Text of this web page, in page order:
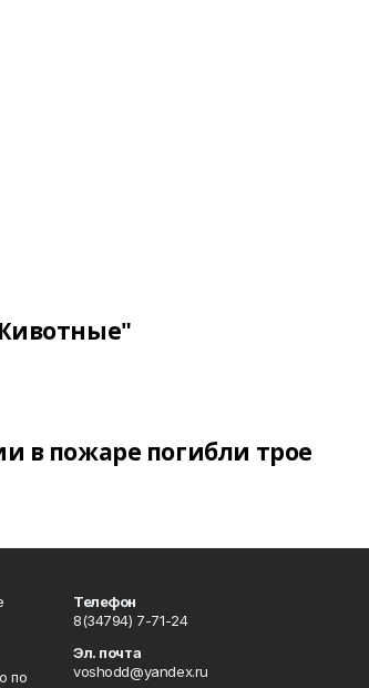
в пожаре погибли трое
по
Телефон
8(34794) 7-71-24
Эл. почта
voshodd@yandex.ru